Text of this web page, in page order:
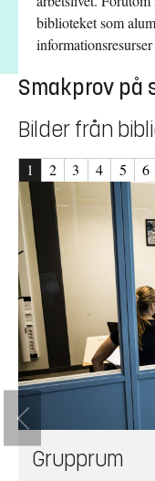
biblioteket som
Smakprov på
Bilder från
1 2 3 4 5 6
Grupprum